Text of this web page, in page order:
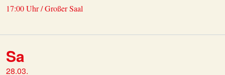
17:00 Uhr / Großer Saal
Sa
28.03.